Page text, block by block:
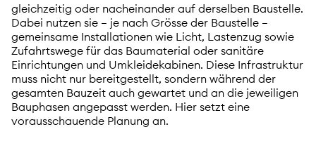
gleichzeitig oder nacheinander auf derselben Baustelle.
Dabei nutzen sie – je nach Grösse der Baustelle –
gemeinsame Installationen wie Licht, Lastenzug sowie
Zufahrtswege für das Baumaterial oder sanitäre
Einrichtungen und Umkleidekabinen. Diese Infrastruktur
muss nicht nur bereitgestellt, sondern während der
gesamten Bauzeit auch gewartet und an die jeweiligen
Bauphasen angepasst werden. Hier setzt eine
vorausschauende Planung an.